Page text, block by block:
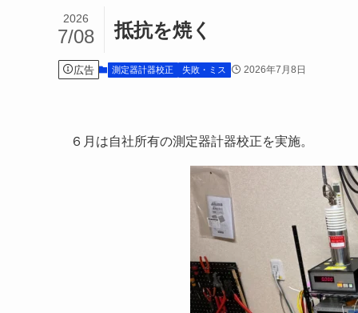
抵抗を焼く
2026
7/08
広告 測定器計器校正 失敗・ミス 2026年7月8日
６月は自社所有の測定器計器校正を実施。